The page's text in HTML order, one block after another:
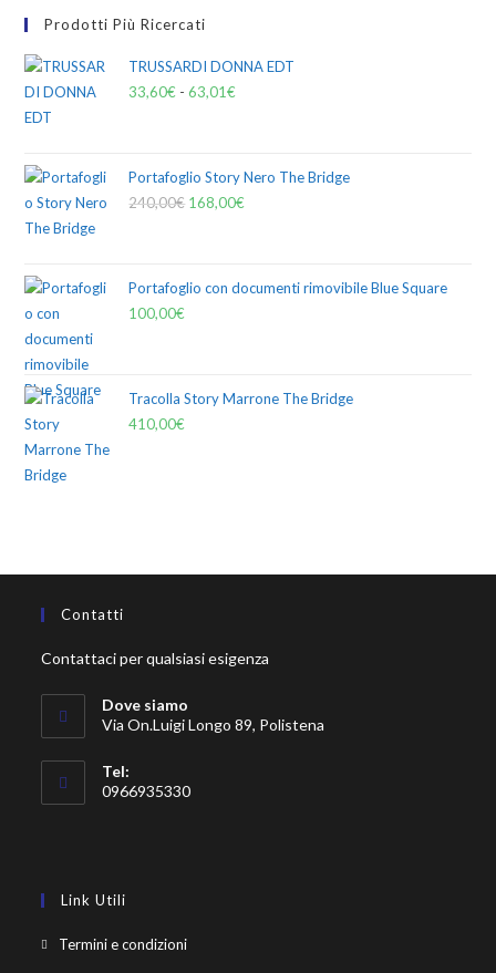
Prodotti Più Ricercati
TRUSSARDI DONNA EDT
33,60€ - 63,01€
Portafoglio Story Nero The Bridge
240,00€ 168,00€
Portafoglio con documenti rimovibile Blue Square
100,00€
Tracolla Story Marrone The Bridge
410,00€
Contatti
Contattaci per qualsiasi esigenza
Dove siamo
Via On.Luigi Longo 89, Polistena
Tel:
0966935330
Link Utili
Termini e condizioni